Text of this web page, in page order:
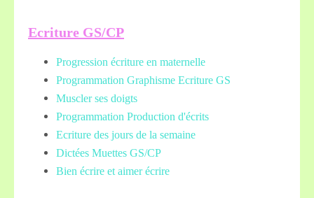
Ecriture GS/CP
Progression écriture en maternelle
Programmation Graphisme Ecriture GS
Muscler ses doigts
Programmation Production d'écrits
Ecriture des jours de la semaine
Dictées Muettes GS/CP
Bien écrire et aimer écrire